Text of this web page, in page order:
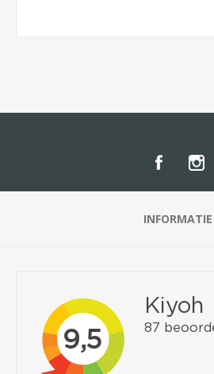
INFORMATIE